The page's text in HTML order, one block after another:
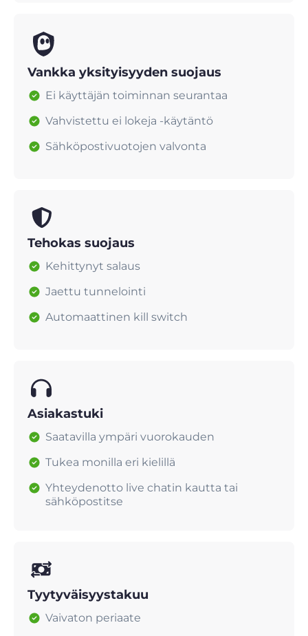
Vankka yksityisyyden suojaus
Ei käyttäjän toiminnan seurantaa
Vahvistettu ei lokeja -käytäntö
Sähköpostivuotojen valvonta
Tehokas suojaus
Kehittynyt salaus
Jaettu tunnelointi
Automaattinen kill switch
Asiakastuki
Saatavilla ympäri vuorokauden
Tukea monilla eri kielillä
Yhteydenotto live chatin kautta tai
sähköpostitse
Tyytyväisyystakuu
Vaivaton periaate